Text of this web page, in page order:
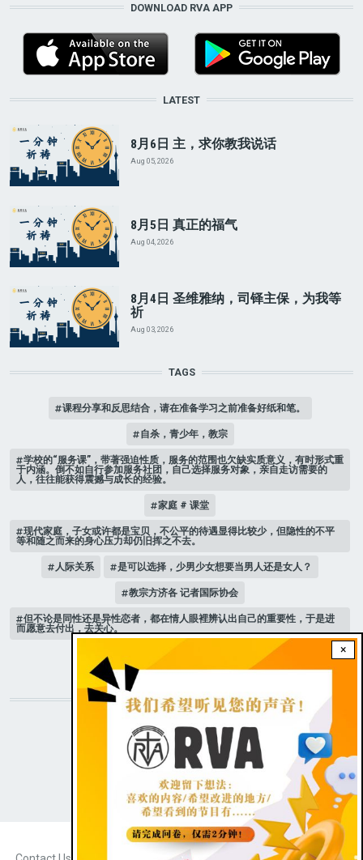
×
DOWNLOAD RVA APP
LATEST
8月6日 主，求你教我说话
Aug 05, 2026
8月5日 真正的福气
Aug 04, 2026
8月4日 圣维雅纳，司铎主保，为我等
祈
Aug 03, 2026
TAGS
课程分享和反思结合，请在准备学习之前准备好纸和笔。
自杀，青少年，教宗
学校的“服务课”，带著强迫性质，服务的范围也欠缺实质意义，有时形式重
于内涵。倒不如自行参加服务社团，自己选择服务对象，亲自走访需要的
人，往往能获得震撼与成长的经验。
家庭 # 课堂
现代家庭，子女或许都是宝贝，不公平的待遇显得比较少，但隐性的不平
等和随之而来的身心压力却仍旧挥之不去。
人际关系 是可以选择，少男少女想要当男人还是女人？
教宗方济各 记者国际协会
但不论是同性还是异性恋者，都在情人眼裡辨认出自己的重要性，于是进
而愿意去付出，去关心。
STAY CONNECTED WITH US!
Dark theme